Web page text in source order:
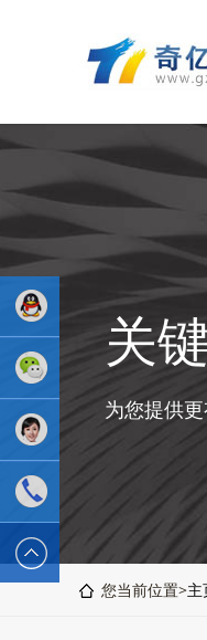
关
为您提供
您当前位置>主
业务
QQ：
81233044
售后Q :
2589562336
电话 :